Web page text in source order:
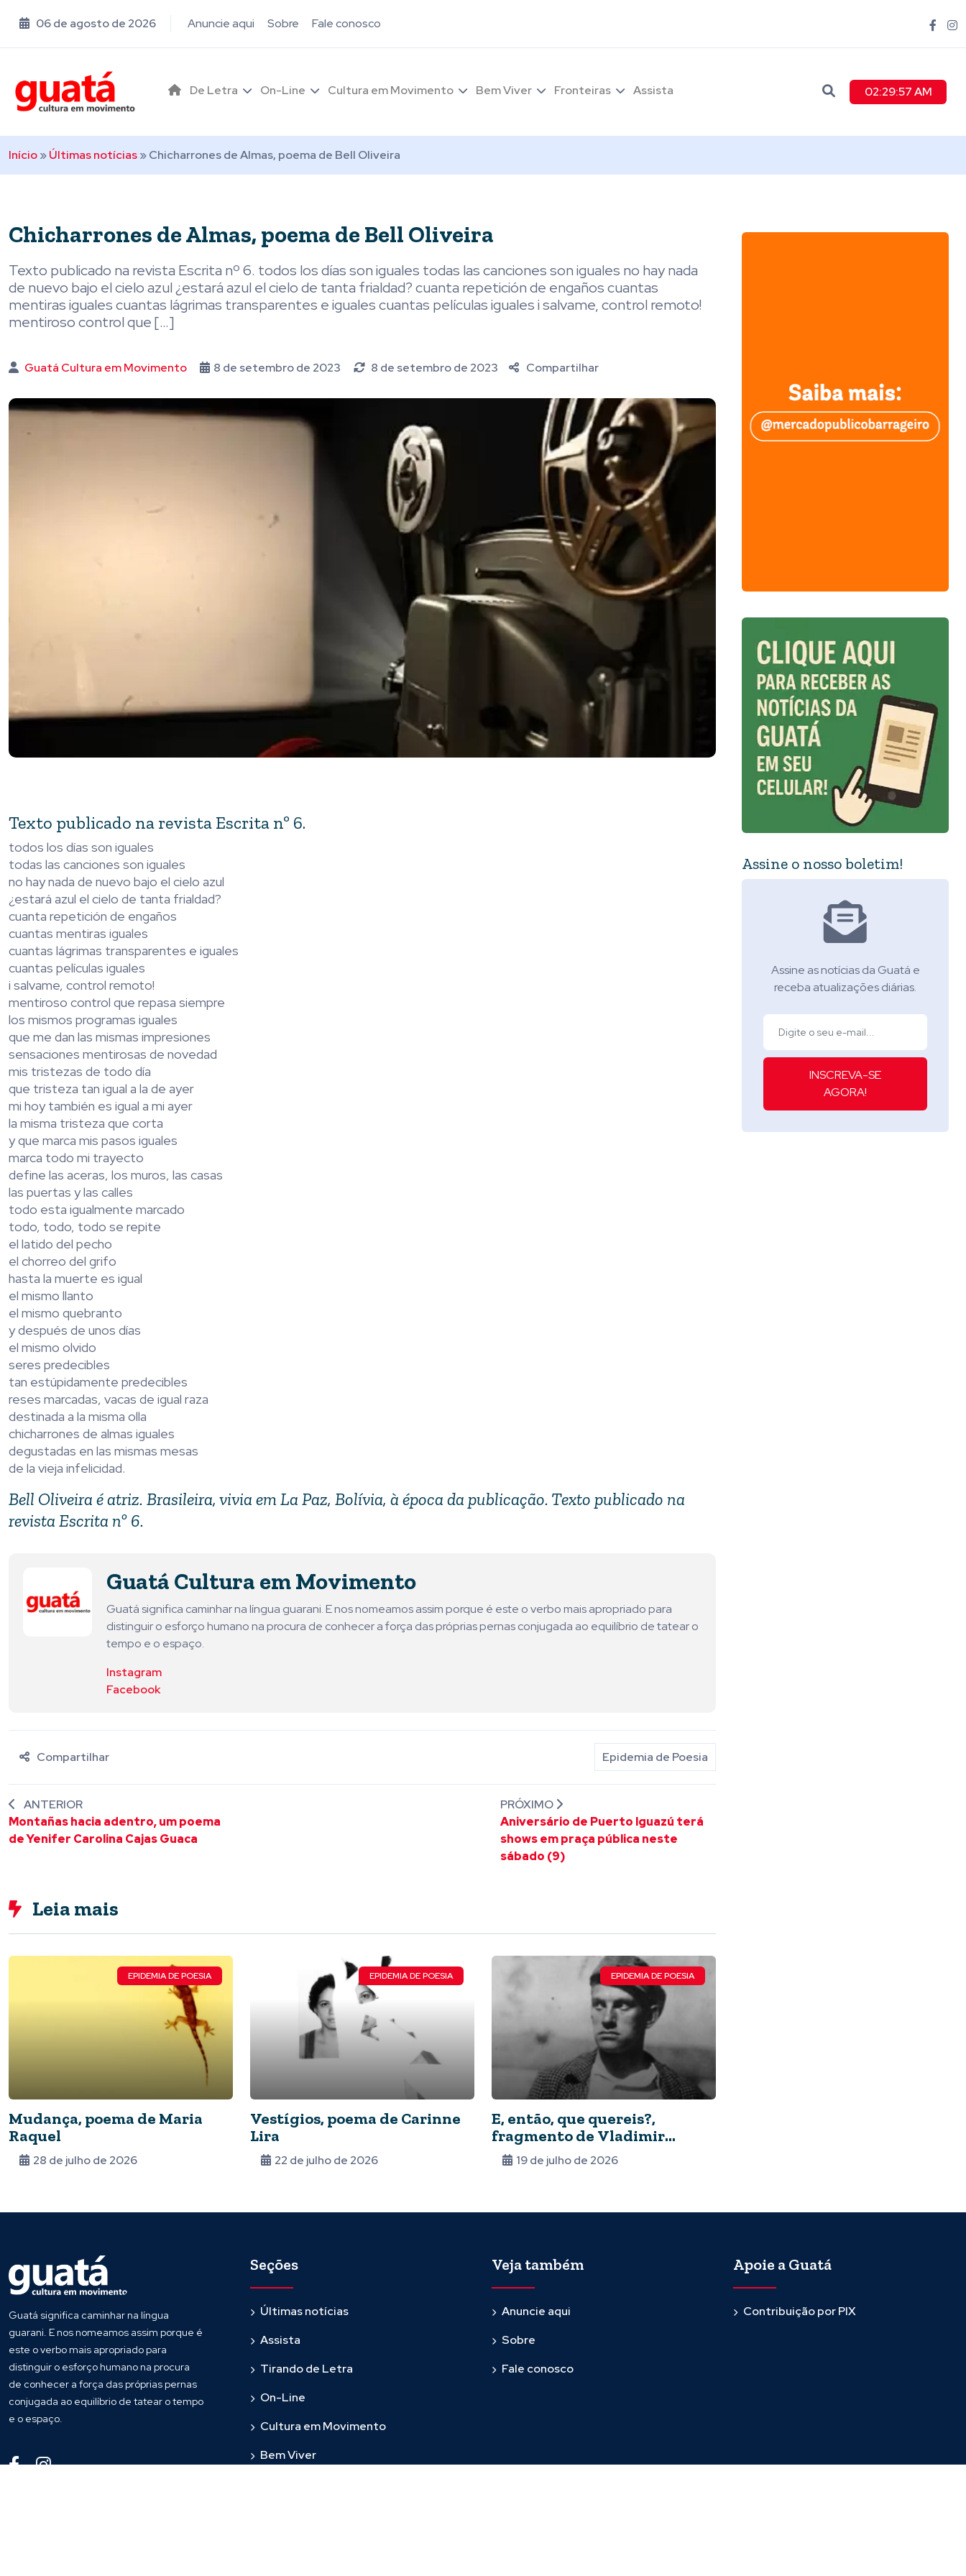
06 de agosto de 2026 Anuncie aqui Sobre Fale conosco
De Letra On-Line Cultura em Movimento Bem Viver Fronteiras Assista 02:29:58 AM
Início»Últimas notícias»Chicharrones de Almas, poema de Bell Oliveira
Chicharrones de Almas, poema de Bell Oliveira
Texto publicado na revista Escrita nº 6. todos los días son iguales todas las canciones son iguales no hay nada
de nuevo bajo el cielo azul ¿estará azul el cielo de tanta frialdad? cuanta repetición de engaños cuantas
mentiras iguales cuantas lágrimas transparentes e iguales cuantas películas iguales i salvame, control remoto!
mentiroso control que […]
Guatá Cultura em Movimento 8 de setembro de 2023 8 de setembro de 2023 Compartilhar
Texto publicado na revista Escrita nº 6.
todos los días son iguales
todas las canciones son iguales
no hay nada de nuevo bajo el cielo azul
¿estará azul el cielo de tanta frialdad?
cuanta repetición de engaños
cuantas mentiras iguales
cuantas lágrimas transparentes e iguales
cuantas películas iguales
i salvame, control remoto!
mentiroso control que repasa siempre
los mismos programas iguales
que me dan las mismas impresiones
sensaciones mentirosas de novedad
mis tristezas de todo día
que tristeza tan igual a la de ayer
mi hoy también es igual a mi ayer
la misma tristeza que corta
y que marca mis pasos iguales
marca todo mi trayecto
define las aceras, los muros, las casas
las puertas y las calles
todo esta igualmente marcado
todo, todo, todo se repite
el latido del pecho
el chorreo del grifo
hasta la muerte es igual
el mismo llanto
el mismo quebranto
y después de unos días
el mismo olvido
seres predecibles
tan estúpidamente predecibles
reses marcadas, vacas de igual raza
destinada a la misma olla
chicharrones de almas iguales
degustadas en las mismas mesas
de la vieja infelicidad.
Bell Oliveira é atriz. Brasileira, vivia em La Paz, Bolívia, à época da publicação. Texto publicado na
revista Escrita nº 6.
Guatá Cultura em Movimento
Guatá significa caminhar na língua guarani. E nos nomeamos assim porque é este o verbo mais apropriado para
distinguir o esforço humano na procura de conhecer a força das próprias pernas conjugada ao equilíbrio de tatear o
tempo e o espaço.
Instagram
Facebook
Compartilhar Epidemia de Poesia
ANTERIOR
Montañas hacia adentro, um poema
de Yenifer Carolina Cajas Guaca
PRÓXIMO
Aniversário de Puerto Iguazú terá
shows em praça pública neste
sábado (9)
Leia mais
EPIDEMIA DE POESIA
Mudança, poema de Maria
Raquel
28 de julho de 2026
EPIDEMIA DE POESIA
Vestígios, poema de Carinne
Lira
22 de julho de 2026
EPIDEMIA DE POESIA
E, então, que quereis?,
fragmento de Vladimir
Maiakovski
19 de julho de 2026
Assine o nosso boletim!
Assine as notícias da Guatá e
receba atualizações diárias.
INSCREVA-SE
AGORA!
Guatá significa caminhar na língua
guarani. E nos nomeamos assim porque é
este o verbo mais apropriado para
distinguir o esforço humano na procura
de conhecer a força das próprias pernas
conjugada ao equilíbrio de tatear o tempo
e o espaço.
Seções
Últimas notícias
Assista
Tirando de Letra
On-Line
Cultura em Movimento
Bem Viver
Veja também
Anuncie aqui
Sobre
Fale conosco
Apoie a Guatá
Contribuição por PIX